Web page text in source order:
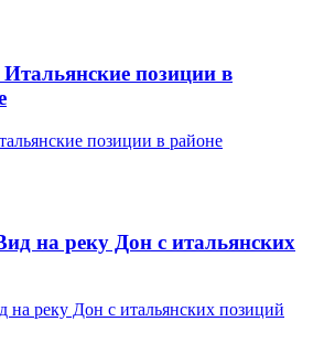
Итальянские позиции в
на реку Дон с итальянских